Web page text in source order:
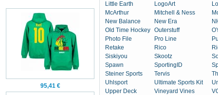
95,41 €
Little Earth
LogoArt
McArthur
Mitchell & Ness
New Balance
New Era
Old Time Hockey Outerstuff
Photo File
Pro Line
Retake
Rico
Siskiyou
Skootz
Spawn
SportingID
Steiner Sports
Tervis
Uhlsport
Ultimate Sports Kit
Upper Deck
Vineyard Vines